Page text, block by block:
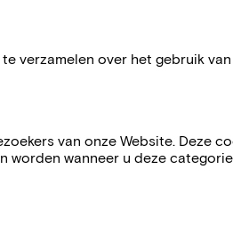
verzamelen over het gebruik
van onze Website. Deze
worden wanneer u deze